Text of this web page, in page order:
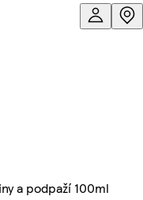
a podpaží 100ml